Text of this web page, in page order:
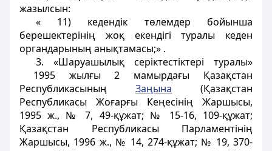
жазылсын:
« 11) кедендік төлемдер бойынша
берешектерінің жоқ екендігі туралы кеден
органдарының анықтамасы;» .
3. «Шаруашылық серіктестіктері туралы»
1995 жылғы 2 мамырдағы Қазақстан
Республикасының Заңына (Қазақстан
Республикасы Жоғарғы Кеңесінің Жаршысы,
1995 ж., № 7, 49-құжат; № 15-16, 109-құжат;
Қазақстан Республикасы Парламентінің
Жаршысы, 1996 ж., № 14, 274-құжат; № 19, 370-